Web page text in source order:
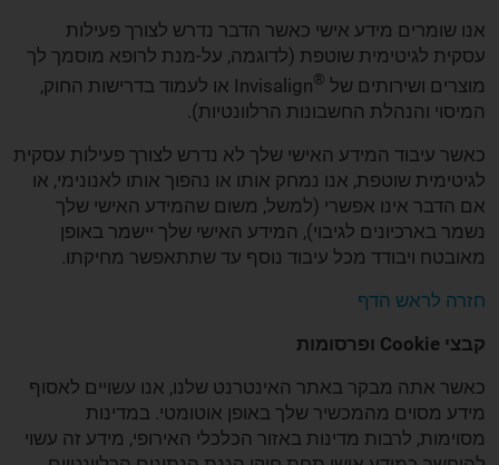
אנו שומרים מידע אישי כאשר הדבר נדרש לצורך פעילות
עסקית לגיטימית שוטפת (לדוגמה, על-מנת לרופא מוסמך לך
מוצרים ושירותים של ®
Invisalign או לעמוד בדרישות החוק,
המיסוי והנהלת החשבונות הרלוונטיות).
כאשר עיבוד המידע האישי שלך לא נדרש לצורך פעילות עסקית
לגיטימית שוטפת, אנו נמחק אותו או נהפוך אותו לאנונימי, או
אם הדבר אינו אפשרי (למשל, משום שהמידע האישי שלך
נשמר בארכיונים לגיבוי), המידע האישי שלך יישמר באופן
מאובטח ויבודד מכל עיבוד נוסף עד שתתאפשר מחיקתו.
חזרה לראש הדף
קבצי Cookie ופרסומות
כאשר אתה מבקר באתר האינטרנט שלנו, אנו עשויים לאסוף
מידע מסוים מהמכשיר שלך באופן אוטומטי. במדינות
מסוימות, לרבות מדינות באזור הכלכלי האירופי, מידע זה עשוי